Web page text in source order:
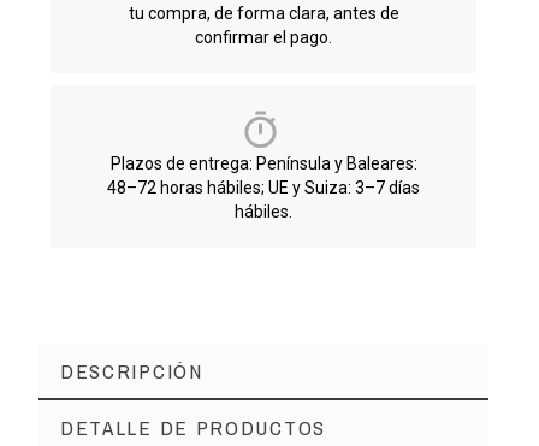
tu compra, de forma clara, antes de
confirmar el pago.
Plazos de entrega: Península y Baleares:
48–72 horas hábiles; UE y Suiza: 3–7 días
hábiles.
DESCRIPCIÓN
DETALLE DE PRODUCTOS